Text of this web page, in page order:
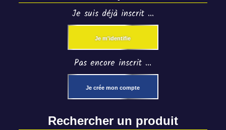
Je suis déjà inscrit ...
Je m'identifie
Pas encore inscrit ...
Je crée mon compte
Rechercher un produit